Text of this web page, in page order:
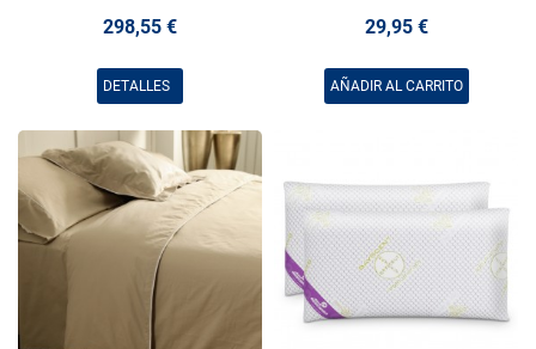
298,55 €
DETALLES
29,95 €
AÑADIR AL CARRITO